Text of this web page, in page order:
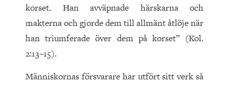
korset. Han avväpnade härskarna och
makterna och gjorde dem till allmänt åtlöje när
han triumferade över dem på korset” (Kol.
2:13–15).
Människornas försvarare har utfört sitt verk så